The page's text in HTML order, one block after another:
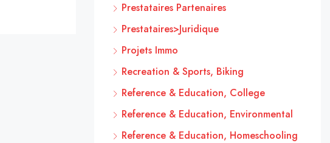
Prestataires Partenaires
Prestataires>Juridique
Projets Immo
Recreation & Sports, Biking
Reference & Education, College
Reference & Education, Environmental
Reference & Education, Homeschooling